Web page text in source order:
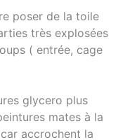
poser de la toile
très explosées
( entrée, cage
glycero plus
mates à la
accrochent la